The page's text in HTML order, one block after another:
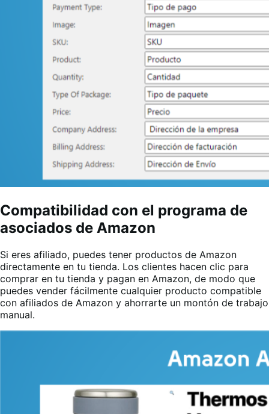
Compatibilidad con el programa de
asociados de Amazon
Si eres afiliado, puedes tener productos de Amazon
directamente en tu tienda. Los clientes hacen clic para
comprar en tu tienda y pagan en Amazon, de modo que
puedes vender fácilmente cualquier producto compatible
con afiliados de Amazon y ahorrarte un montón de trabajo
manual.